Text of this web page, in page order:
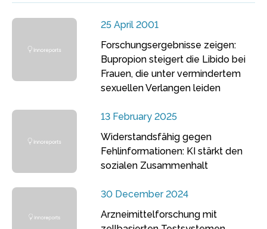
25 April 2001
Forschungsergebnisse zeigen:
Bupropion steigert die Libido bei
Frauen, die unter vermindertem
sexuellen Verlangen leiden
13 February 2025
Widerstandsfähig gegen
Fehlinformationen: KI stärkt den
sozialen Zusammenhalt
30 December 2024
Arzneimittelforschung mit